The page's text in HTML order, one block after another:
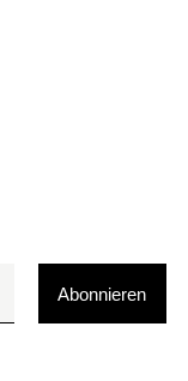
Abonnieren